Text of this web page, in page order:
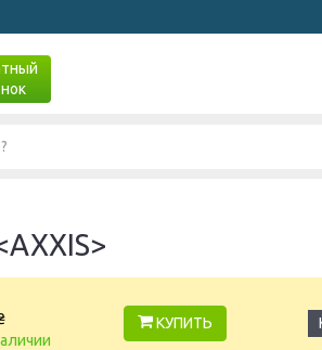
КУПИТЬ